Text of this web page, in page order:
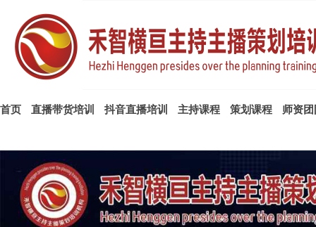
首页 直播带货培训 抖音直播培训 主持课程 策划课程 师资团